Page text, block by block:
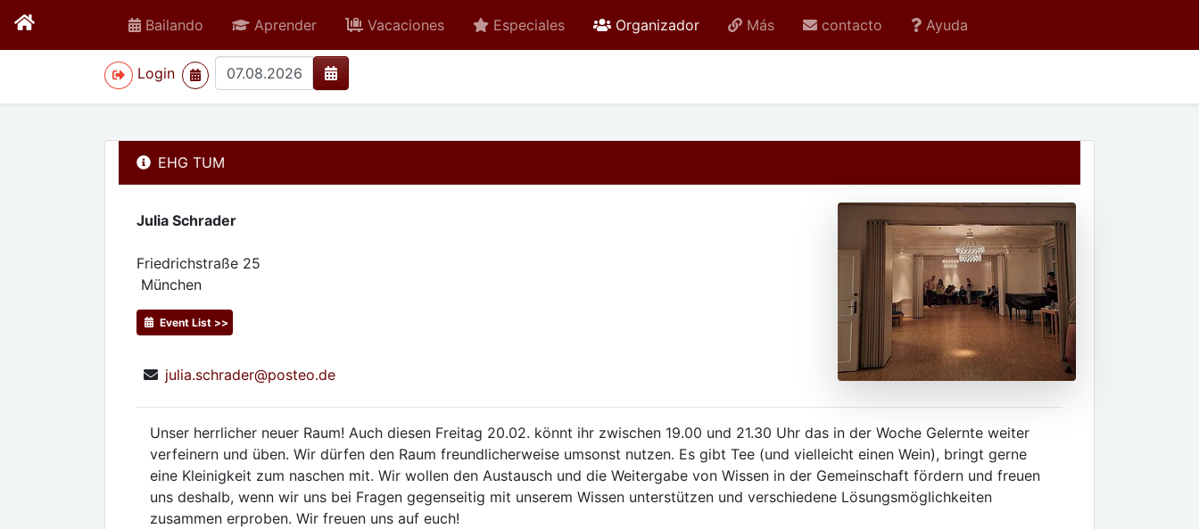
Bailando Aprender Vacaciones Especiales Organizadoractive Más contacto Ayuda
Login
>
EHG TUM
Julia Schrader
Friedrichstraße 25
München
Event List >>
julia.schrader@posteo.de
Unser herrlicher neuer Raum! Auch diesen Freitag 20.02. könnt ihr zwischen 19.00 und 21.30 Uhr das in der Woche Gelernte weiter
verfeinern und üben. Wir dürfen den Raum freundlicherweise umsonst nutzen. Es gibt Tee (und vielleicht einen Wein), bringt gerne
eine Kleinigkeit zum naschen mit. Wir wollen den Austausch und die Weitergabe von Wissen in der Gemeinschaft fördern und freuen
uns deshalb, wenn wir uns bei Fragen gegenseitig mit unserem Wissen unterstützen und verschiedene Lösungsmöglichkeiten
zusammen erproben. Wir freuen uns auf euch!